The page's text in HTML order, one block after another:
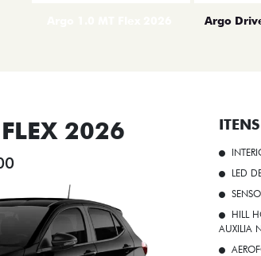
Argo
2026
LED
HILL
AUXILIA